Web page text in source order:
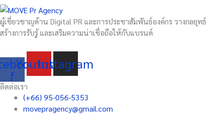
เสริม
ระบบ
อาหาร
ยั่งยืน
ผู้เชี่ยวชาญด้าน Digital PR และการประชาสัมพันธ์องค์กร วางกลยุทธ์
สร้างการรับรู้ และเสริมความน่าเชื่อถือให้กับแบรนด์
f
Youtube
Instagram
ติดต่อเรา
(+66) 95-056-5353
movepragency@gmail.com